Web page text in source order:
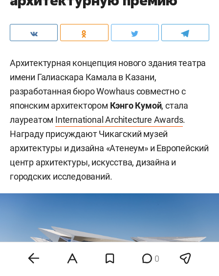
Архитектурная концепция нового здания театра
имени Галиаскара Камала в Казани,
разработанная бюро Wowhaus совместно с
японским архитектором Кэнго Кумой, стала
лауреатом International Architecture Awards.
Награду присуждают Чикагский музей
архитектуры и дизайна «Атенеум» и Европейский
центр архитектуры, искусства, дизайна и
городских исследований.
0